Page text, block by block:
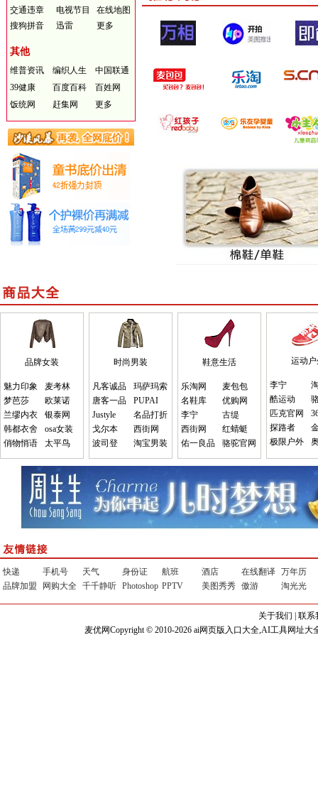
交通违章
电视节目
在线地图
搜狗拼音
迅雷 更多
其他
维普资讯 编织人生
中国联通
39健康
百度百科
百姓网
饭统网
赶集网 更多
品牌女装
魅力印象
麦考林
梦芭莎
欧莱诺
兰缪内衣
银泰网
韩都衣舍
osa女装
俏物悄语
太平鸟
时尚男装
凡客诚品
玛萨玛索
唐客一品
PUPAI
Justyle
名品打折
戈尔本
西街网
波司登
淘宝男装
鞋意生活
乐淘网
麦包包
名鞋库
优购网
李宁
古缇
西街网
红蜻蜓
佑一良品
骆驼官网
运动
李宁
酷运动
匹克官网
探路者
极限户外
快递 手机号 天气 身份证 航班 酒店 在线翻译 万年历
品牌加盟
网购大全 千千静听 Photoshop PPTV 美图秀秀 傲游 淘光光
关于我们
联系
麦优网Copyright © 2010-2026 ai网页版入口大全,AI工具网址